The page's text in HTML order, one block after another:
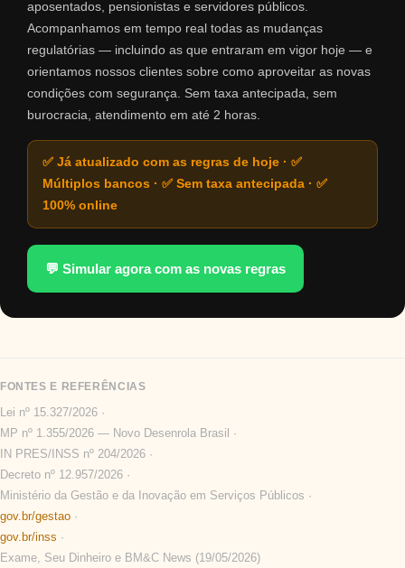
aposentados, pensionistas e servidores públicos.
Acompanhamos em tempo real todas as mudanças
regulatórias — incluindo as que entraram em vigor hoje — e
orientamos nossos clientes sobre como aproveitar as novas
condições com segurança. Sem taxa antecipada, sem
burocracia, atendimento em até 2 horas.
✅ Já atualizado com as regras de hoje · ✅
Múltiplos bancos · ✅ Sem taxa antecipada · ✅
100% online
💬 Simular agora com as novas regras
FONTES E REFERÊNCIAS
Lei nº 15.327/2026 ·
MP nº 1.355/2026 — Novo Desenrola Brasil ·
IN PRES/INSS nº 204/2026 ·
Decreto nº 12.957/2026 ·
Ministério da Gestão e da Inovação em Serviços Públicos ·
gov.br/gestao ·
gov.br/inss ·
Exame, Seu Dinheiro e BM&C News (19/05/2026)